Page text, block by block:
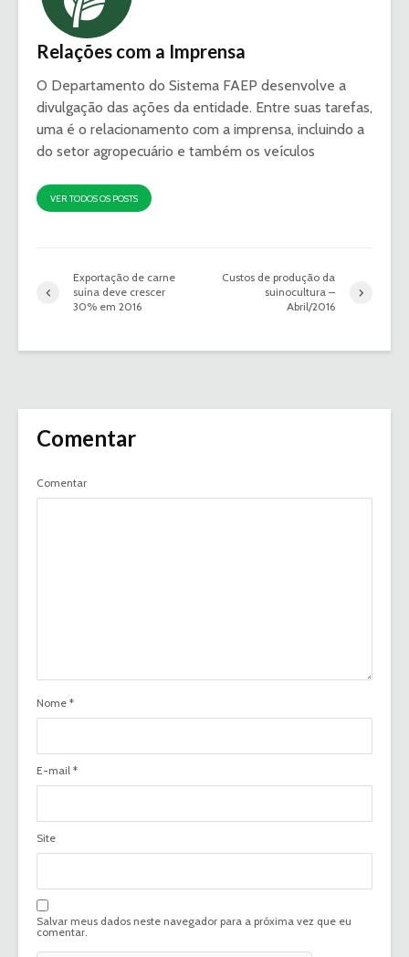
Relações com a Imprensa
O Departamento do Sistema FAEP desenvolve a
divulgação das ações da entidade. Entre suas tarefas,
uma é o relacionamento com a imprensa, incluindo a
do setor agropecuário e também os veículos
VER TODOS OS POSTS
Exportação de carne
suína deve crescer
30% em 2016
Custos de produção da
suinocultura –
Abril/2016
Comentar
Comentar
Nome *
E-mail *
Site
Salvar meus dados neste navegador para a próxima vez que eu
comentar.